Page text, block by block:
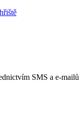
SMS a e-mailů